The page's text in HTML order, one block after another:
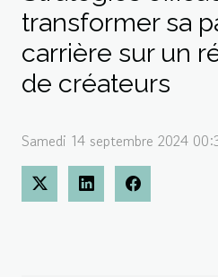
transformer sa
carrière sur un
de créateurs
Samedi 14 septembre 2024